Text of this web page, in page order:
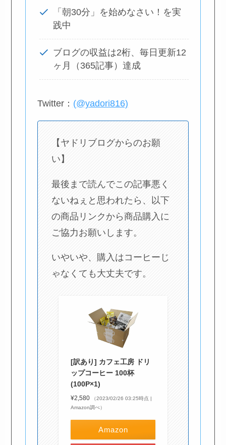
「朝30分」を始めなさい！を実
践中
ブログの収益は2桁、毎日更新12
ヶ月（365記事）達成
Twitter： (@yadori816)
【ヤドリブログからのお願
い】
最後まで読んでこの記事悪く
ないねぇと思われたら、以下
の商品リンクから商品購入に
ご協力お願いします。
いやいや、購入はコーヒーじ
ゃなくても大丈夫です。
[訳あり] カフェ工房 ドリ
ップコーヒー 100杯
(100P×1)
¥2,580
（2023/02/26 03:25時点 |
Amazon調べ）
Amazon